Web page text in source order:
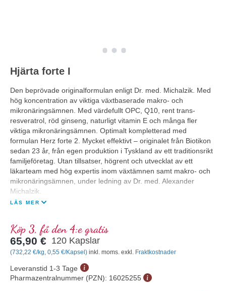
Hjärta forte I
Den beprövade originalformulan enligt Dr. med. Michalzik. Med
hög koncentration av viktiga växtbaserade makro- och
mikronäringsämnen. Med värdefullt OPC, Q10, rent trans-
resveratrol, röd ginseng, naturligt vitamin E och många fler
viktiga mikronäringsämnen. Optimalt kompletterad med
formulan Herz forte 2. Mycket effektivt – originalet från Biotikon
sedan 23 år, från egen produktion i Tyskland av ett traditionsrikt
familjeföretag. Utan tillsatser, högrent och utvecklat av ett
läkarteam med hög expertis inom växtämnen samt makro- och
mikronäringsämnen, under ledning av Dr. med. Alexander
Michalzik.
LÄS MER
Köp 3, få den 4:e gratis
65,90 € 120 Kapslar
(732,22 €/kg, 0,55 €/Kapsel) inkl. moms. exkl. Fraktkostnader
Leveranstid 1-3 Tage
Pharmazentralnummer (PZN): 16025255